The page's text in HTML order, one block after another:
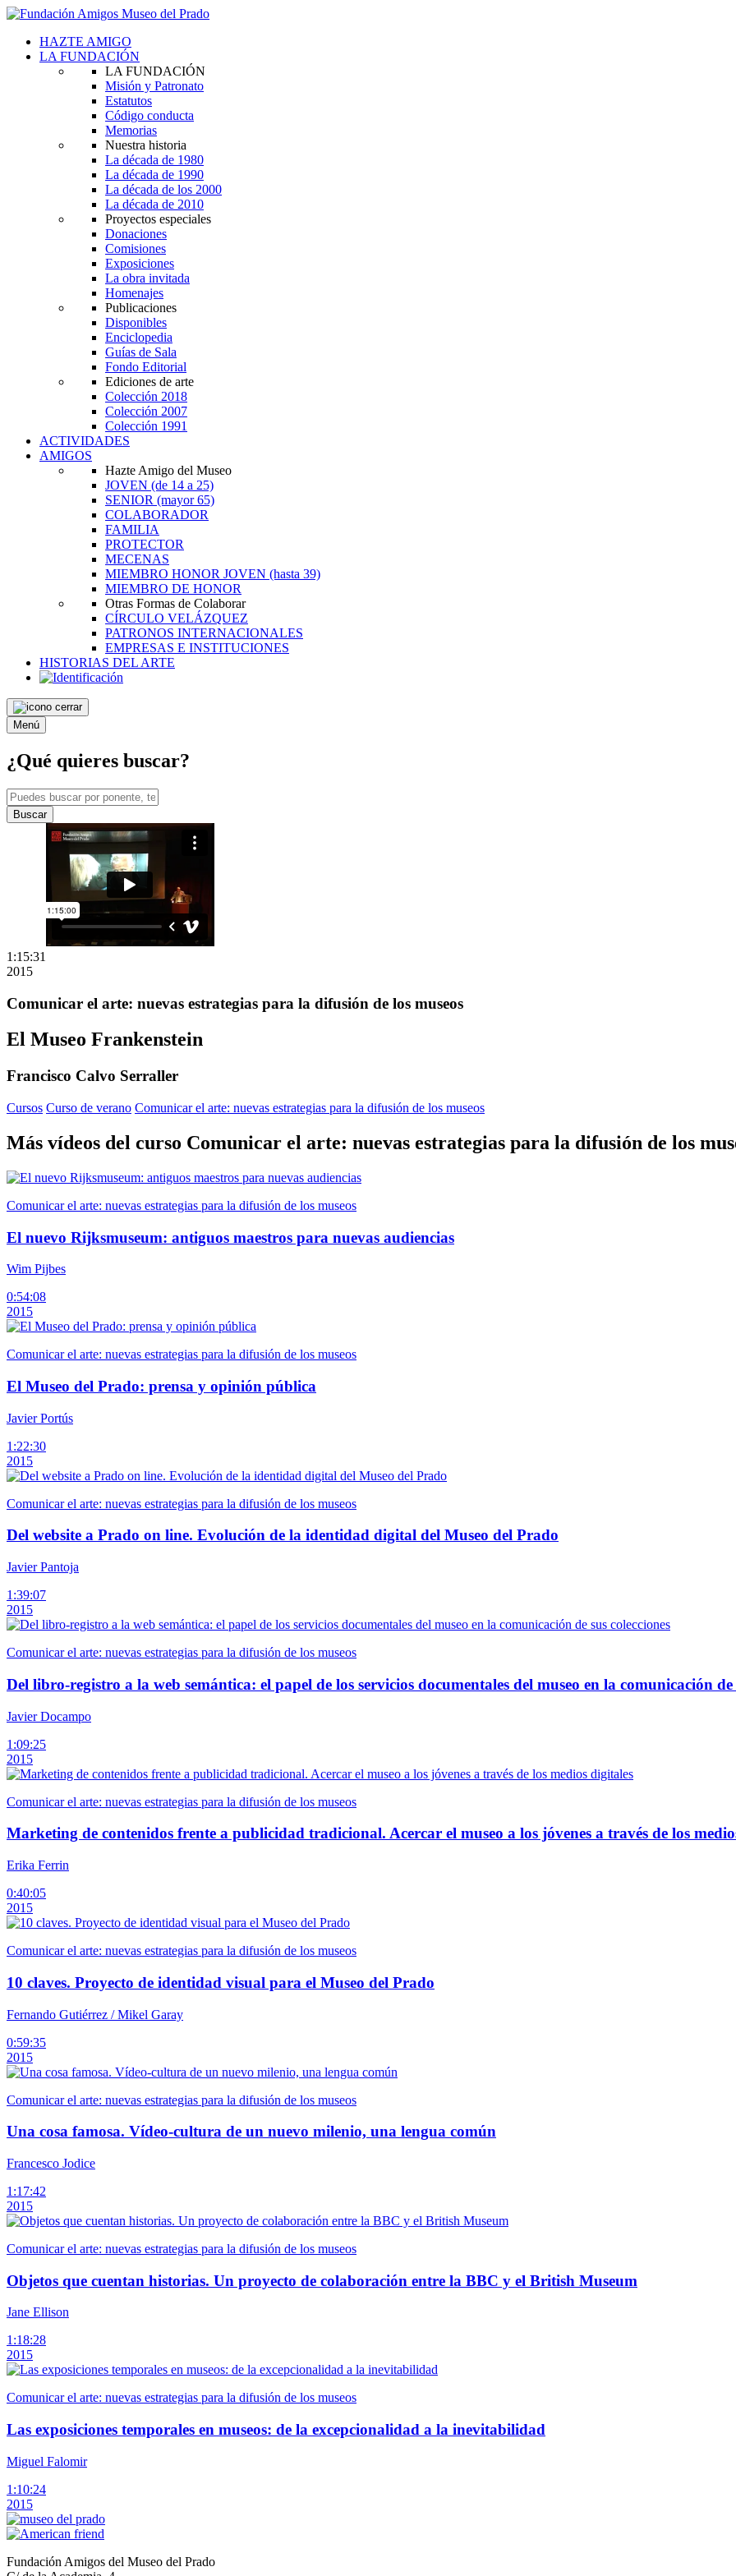
HAZTE AMIGO
LA FUNDACIÓN
LA FUNDACIÓN
Misión y Patronato
Estatutos
Código conducta
Memorias
Nuestra historia
La década de 1980
La década de 1990
La década de los 2000
La década de 2010
Proyectos especiales
Donaciones
Comisiones
Exposiciones
La obra invitada
Homenajes
Publicaciones
Disponibles
Enciclopedia
Guías de Sala
Fondo Editorial
Ediciones de arte
Colección 2018
Colección 2007
Colección 1991
ACTIVIDADES
AMIGOS
Hazte Amigo del Museo
JOVEN (de 14 a 25)
SENIOR (mayor 65)
COLABORADOR
FAMILIA
PROTECTOR
MECENAS
MIEMBRO HONOR JOVEN (hasta 39)
MIEMBRO DE HONOR
Otras Formas de Colaborar
CÍRCULO VELÁZQUEZ
PATRONOS INTERNACIONALES
EMPRESAS E INSTITUCIONES
HISTORIAS DEL ARTE
Menú
¿Qué quieres buscar?
Buscar
1:15:31
2015
Comunicar el arte: nuevas estrategias para la difusión de los museos
El Museo Frankenstein
Francisco Calvo Serraller
Cursos Curso de verano Comunicar el arte: nuevas estrategias para la difusión de los museos
Más vídeos del curso Comunicar el arte: nuevas estrategias para la difusión de los
Comunicar el arte: nuevas estrategias para la difusión de los museos
El nuevo Rijksmuseum: antiguos maestros para nuevas audiencias
Wim Pijbes
0:54:08
2015
Comunicar el arte: nuevas estrategias para la difusión de los museos
El Museo del Prado: prensa y opinión pública
Javier Portús
1:22:30
2015
Comunicar el arte: nuevas estrategias para la difusión de los museos
Del website a Prado on line. Evolución de la identidad digital del Museo del Prado
Javier Pantoja
1:39:07
2015
Comunicar el arte: nuevas estrategias para la difusión de los museos
Del libro-registro a la web semántica: el papel de los servicios documentales del museo en la comunicación de
Javier Docampo
1:09:25
2015
Comunicar el arte: nuevas estrategias para la difusión de los museos
Marketing de contenidos frente a publicidad tradicional. Acercar el museo a los jóvenes a través de los
Erika Ferrin
0:40:05
2015
Comunicar el arte: nuevas estrategias para la difusión de los museos
10 claves. Proyecto de identidad visual para el Museo del Prado
Fernando Gutiérrez / Mikel Garay
0:59:35
2015
Comunicar el arte: nuevas estrategias para la difusión de los museos
Una cosa famosa. Vídeo-cultura de un nuevo milenio, una lengua común
Francesco Jodice
1:17:42
2015
Comunicar el arte: nuevas estrategias para la difusión de los museos
Objetos que cuentan historias. Un proyecto de colaboración entre la BBC y el British Museum
Jane Ellison
1:18:28
2015
Comunicar el arte: nuevas estrategias para la difusión de los museos
Las exposiciones temporales en museos: de la excepcionalidad a la inevitabilidad
Miguel Falomir
1:10:24
2015
Fundación Amigos del Museo del Prado